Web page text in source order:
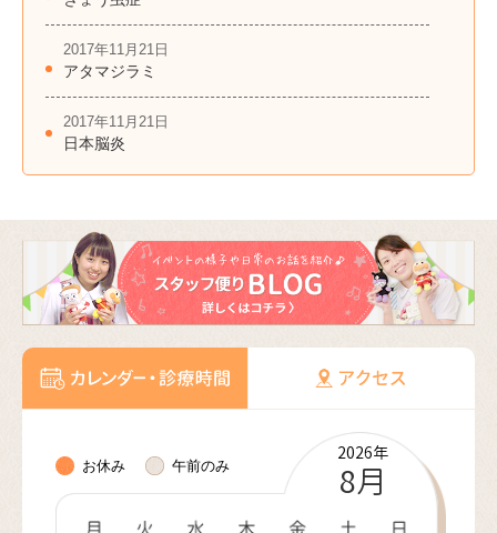
2017年11月21日
アタマジラミ
2017年11月21日
日本脳炎
お休み 午前のみ
2026年
8月
2026年
9月
2026年
10月
2026年
11月
2026年
12月
2027年
1月
2027年
2月
2027年
3月
2027年
4月
2027年
5月
2027年
6月
2027年
7月